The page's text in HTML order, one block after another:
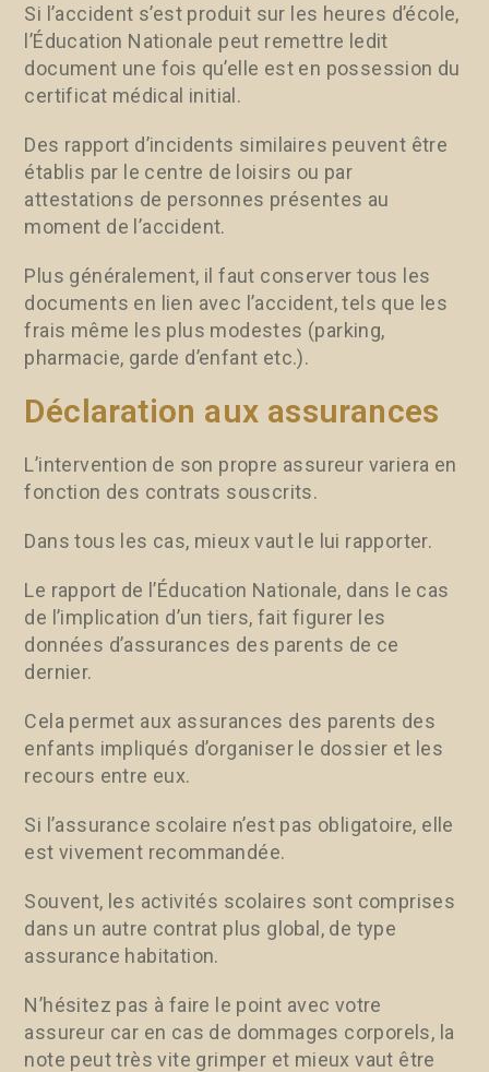
Si l’accident s’est produit sur les heures d’école,
l’Éducation Nationale peut remettre ledit
document une fois qu’elle est en possession du
certificat médical initial.
Des rapport d’incidents similaires peuvent être
établis par le centre de loisirs ou par
attestations de personnes présentes au
moment de l’accident.
Plus généralement, il faut conserver tous les
documents en lien avec l’accident, tels que les
frais même les plus modestes (parking,
pharmacie, garde d’enfant etc.).
Déclaration aux assurances
L’intervention de son propre assureur variera en
fonction des contrats souscrits.
Dans tous les cas, mieux vaut le lui rapporter.
Le rapport de l’Éducation Nationale, dans le cas
de l’implication d’un tiers, fait figurer les
données d’assurances des parents de ce
dernier.
Cela permet aux assurances des parents des
enfants impliqués d’organiser le dossier et les
recours entre eux.
Si l’assurance scolaire n’est pas obligatoire, elle
est vivement recommandée.
Souvent, les activités scolaires sont comprises
dans un autre contrat plus global, de type
assurance habitation.
N’hésitez pas à faire le point avec votre
assureur car en cas de dommages corporels, la
note peut très vite grimper et mieux vaut être